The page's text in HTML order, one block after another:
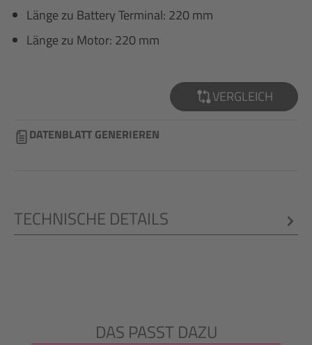
Länge zu Battery Terminal: 220 mm
Länge zu Motor: 220 mm
VERGLEICH
DATENBLATT GENERIEREN
TECHNISCHE DETAILS
Produktgalerie überspringen
DAS PASST DAZU